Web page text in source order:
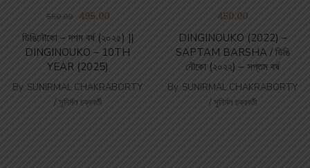
ডিঙিনৌকো – দশম বর্ষ (২০২৫) ||
DINGINOUKO – 10TH
YEAR (2025)
550.00 495.00
By SUNIRMAL CHAKRABORTY
/ সুনির্মল চক্রবর্তী
DINGINOUKO (2022) –
SAPTAM BARSHA / ডিঙি
নৌকো (২০২২) – সপ্তম বর্ষ
450.00
By SUNIRMAL CHAKRABORTY
/ সুনির্মল চক্রবর্তী